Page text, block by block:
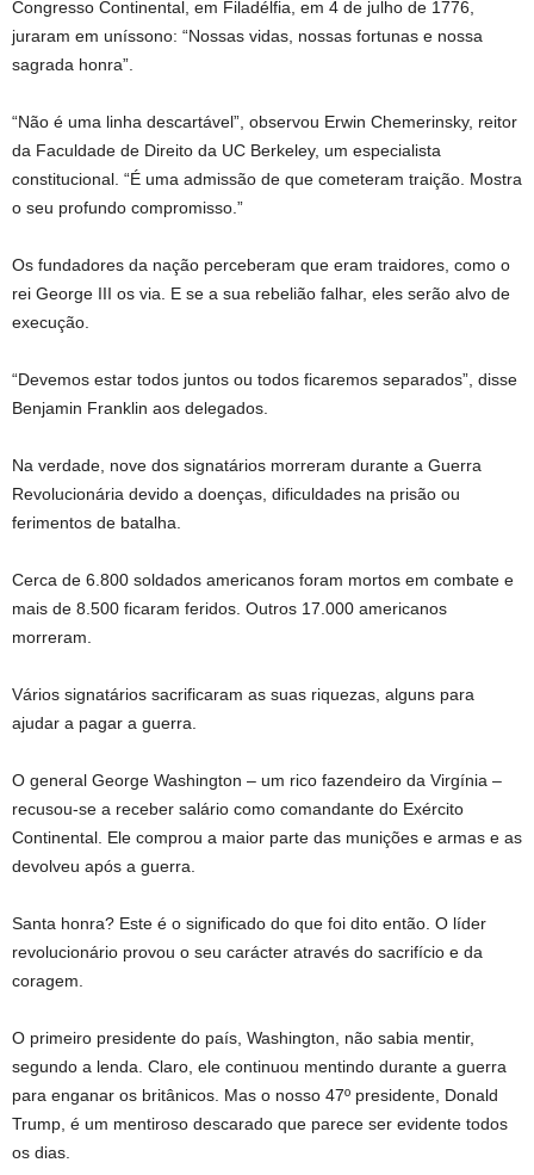
Congresso Continental, em Filadélfia, em 4 de julho de 1776,
juraram em uníssono: “Nossas vidas, nossas fortunas e nossa
sagrada honra”.
“Não é uma linha descartável”, observou Erwin Chemerinsky, reitor
da Faculdade de Direito da UC Berkeley, um especialista
constitucional. “É uma admissão de que cometeram traição. Mostra
o seu profundo compromisso.”
Os fundadores da nação perceberam que eram traidores, como o
rei George III os via. E se a sua rebelião falhar, eles serão alvo de
execução.
“Devemos estar todos juntos ou todos ficaremos separados”, disse
Benjamin Franklin aos delegados.
Na verdade, nove dos signatários morreram durante a Guerra
Revolucionária devido a doenças, dificuldades na prisão ou
ferimentos de batalha.
Cerca de 6.800 soldados americanos foram mortos em combate e
mais de 8.500 ficaram feridos. Outros 17.000 americanos
morreram.
Vários signatários sacrificaram as suas riquezas, alguns para
ajudar a pagar a guerra.
O general George Washington – um rico fazendeiro da Virgínia –
recusou-se a receber salário como comandante do Exército
Continental. Ele comprou a maior parte das munições e armas e as
devolveu após a guerra.
Santa honra? Este é o significado do que foi dito então. O líder
revolucionário provou o seu carácter através do sacrifício e da
coragem.
O primeiro presidente do país, Washington, não sabia mentir,
segundo a lenda. Claro, ele continuou mentindo durante a guerra
para enganar os britânicos. Mas o nosso 47º presidente, Donald
Trump, é um mentiroso descarado que parece ser evidente todos
os dias.